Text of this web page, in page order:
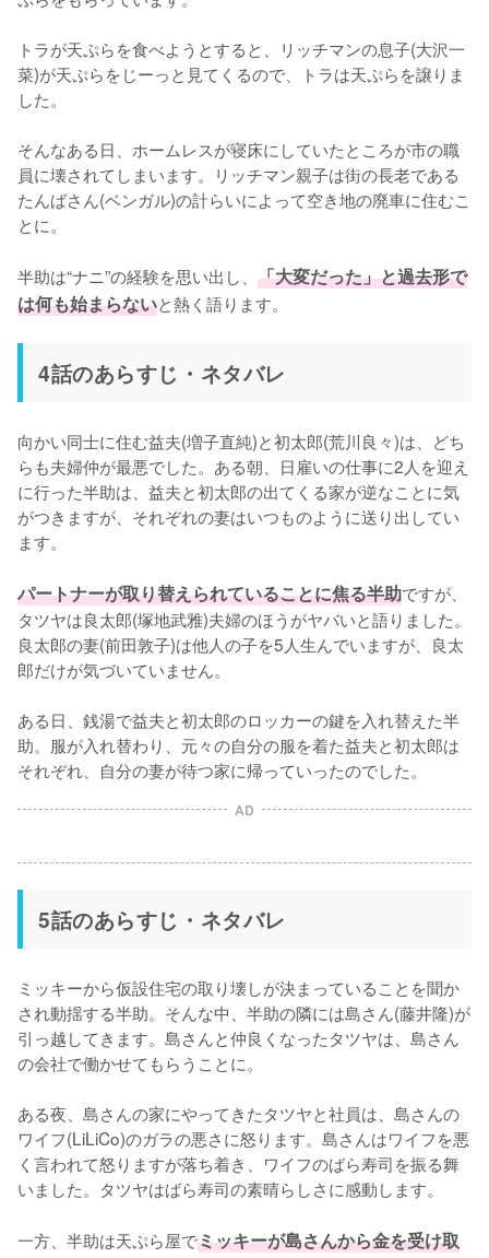
トラが天ぷらを食べようとすると、リッチマンの息子(⼤沢⼀
菜)が天ぷらをじーっと見てくるので、トラは天ぷらを譲りま
した。
そんなある日、ホームレスが寝床にしていたところが市の職
員に壊されてしまいます。リッチマン親子は街の長老である
たんばさん(ベンガル)の計らいによって空き地の廃車に住むこ
とに。
半助は“ナニ”の経験を思い出し、 「大変だった」と過去形で
は何も始まらないと熱く語ります。
4話のあらすじ・ネタバレ
向かい同士に住む益夫(増子直純)と初太郎(荒川良々)は、どち
らも夫婦仲が最悪でした。ある朝、日雇いの仕事に2人を迎え
に行った半助は、益夫と初太郎の出てくる家が逆なことに気
がつきますが、それぞれの妻はいつものように送り出してい
ます。
パートナーが取り替えられていることに焦る半助ですが、
タツヤは良太郎(塚地武雅)夫婦のほうがヤバいと語りました。
良太郎の妻(前⽥敦⼦)は他人の子を5人生んでいますが、良太
郎だけが気づいていません。
ある日、銭湯で益夫と初太郎のロッカーの鍵を入れ替えた半
助。服が入れ替わり、元々の自分の服を着た益夫と初太郎は
それぞれ、自分の妻が待つ家に帰っていったのでした。
AD
5話のあらすじ・ネタバレ
ミッキーから仮設住宅の取り壊しが決まっていることを聞か
され動揺する半助。そんな中、半助の隣には島さん(藤井隆)が
引っ越してきます。島さんと仲良くなったタツヤは、島さん
の会社で働かせてもらうことに。
ある夜、島さんの家にやってきたタツヤと社員は、島さんの
ワイフ(LiLiCo)のガラの悪さに怒ります。島さんはワイフを悪
く言われて怒りますが落ち着き、ワイフのばら寿司を振る舞
いました。タツヤはばら寿司の素晴らしさに感動します。
一方、半助は天ぷら屋でミッキーが島さんから金を受け取